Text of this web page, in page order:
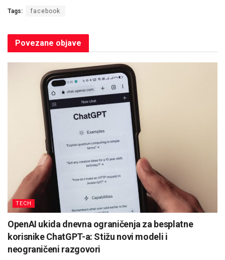
Tags: facebook
Povezane objave
TECH
OpenAI ukida dnevna ograničenja za besplatne
korisnike ChatGPT-a: Stižu novi modeli i
neograničeni razgovori